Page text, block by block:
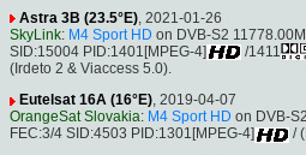
Astra 3B (23.5°E) , 2021-01-26
SkyLink: M4 Sport HD on DVB-S2
SID:15004 PID:1401[MPEG-4]
/1411
(Irdeto 2 & Viaccess 5.0).
Eutelsat 16A (16°E), 2019-04-07
OrangeSat Slovakia: M4 Sport HD on DVB-
FEC:3/4 SID:4503 PID:1301[MPEG-4]
/